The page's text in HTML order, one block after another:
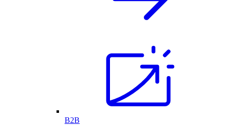
B2B